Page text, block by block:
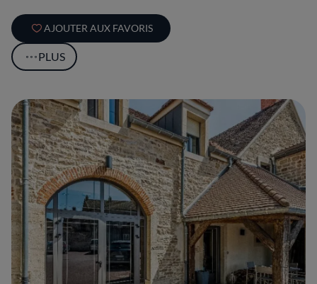
AJOUTER AUX FAVORIS
PLUS